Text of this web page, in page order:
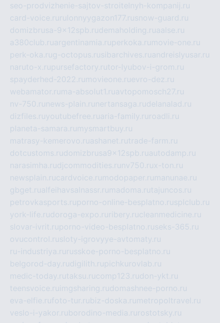
seo-prodvizhenie-sajtov-stroitelnyh-kompanij.ru
card-voice.ru rulonnyygazon177.rusnow-guard.ru
domizbrusa-9x12spb.rudemaholding.ruaalse.ru
a380club.ruargentinamia.ruperkoka.ru movie-one.ru
perk-oka.rug-octopus.rusibarchives.ruandreislyusar.ru
naruto-x.rupursefactory.rutor-lyubov-i-grom.ru
spayderhed-2022.ru movieone.ruevro-dez.ru
webamator.ru ma-absolut1.ruavtopomosch27.ru
nv-750.ru news-plain.ru nertansaga.rudelanalad.ru
dizfiles.ruyoutubefree.ruaria-family.ru roadli.ru
planeta-samara.ru mysmartbuy.ru
matrasy-kemerovo.ruashanet.rutrade-farm.ru
dotcustoms.rudomizbrusa9x12spb.ruautodamp.ru
narasimha.rudjcommodities.ru nv750.rux-ton.ru
newsplain.rucardvoice.ru modopaper.ru manunae.ru
gbget.rualfeihavsalnassr.ru madoma.rutajuncos.ru
petrovkasports.ruporno-online-besplatno.rusplclub.ru
york-life.rudoroga-expo.ru ribery.rucleanmedicine.ru
slovar-ivrit.ruporno-video-besplatno.ruseks-365.ru
ovucontrol.rusloty-igrovyye-avtomaty.ru
ru-industriya.ru russkoe-porno-besplatno.ru
belgorod-day.rudigilith.rupichkurovlab.ru
medic-today.rutaksu.rucomp123.rudon-ykt.ru
teensvoice.ru imgsharing.rudomashnee-porno.ru
eva-elfie.rufoto-tur.rubiz-doska.ru metropoltravel.ru
veslo-i-yakor.ruborodino-media.ru rostotsky.ru